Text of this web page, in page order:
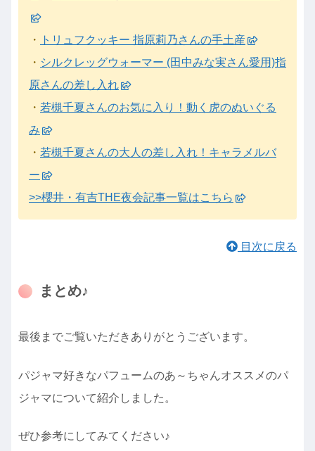
・
トリュフクッキー 指原莉乃さんの手土産
・ シルクレッグウォーマー (田中みな実さん愛用)指
原さんの差し入れ
・ 若槻千夏さんのお気に入り！動く虎のぬいぐる
み
・ 若槻千夏さんの大人の差し入れ！キャラメルバ
ー
>>櫻井・有吉THE夜会記事一覧はこちら
目次に戻る
まとめ♪
最後までご覧いただきありがとうございます。
パジャマ好きなパフュームのあ～ちゃんオススメのパ
ジャマについて紹介しました。
ぜひ参考にしてみてください♪